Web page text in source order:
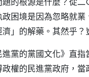
困境是因為忽略就
」的解藥。其然乎？
黨的黨國文化》直
權的民進黨政府，